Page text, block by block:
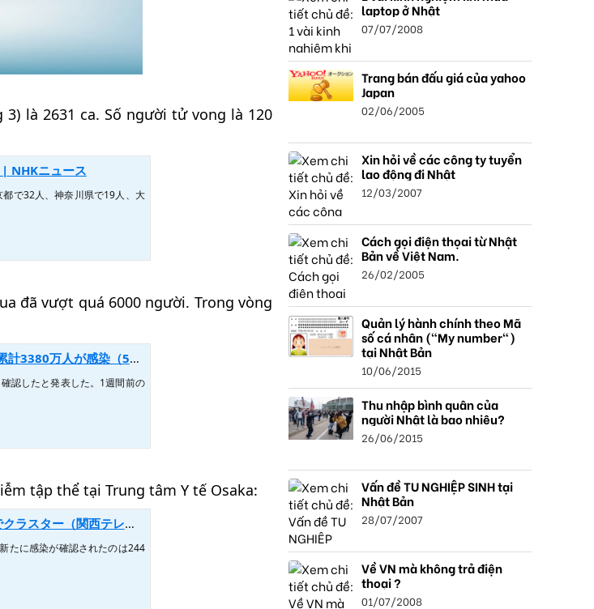
là 2631 ca. Số người tử vong là 120
| NHKニュース
都で32人、神奈川県で19人、大
đã vượt quá 6000 người. Trong vòng
万人が感染（5月8日）
認したと発表した。1週間前の
tập thể tại Trung tâm Y tế Osaka:
レビ） - Yahoo!ニュース
たに感染が確認されたのは244
laptop ở Nhật
07/07/2008
Trang bán đấu giá của yahoo
Japan
02/06/2005
Xin hỏi về các công ty tuyển
lao động đi Nhật
12/03/2007
Cách gọi điện thọai từ Nhật
Bản về Việt Nam.
26/02/2005
Quản lý hành chính theo Mã
số cá nhân ("My number")
tại Nhật Bản
10/06/2015
Thu nhập bình quân của
người Nhật là bao nhiêu?
26/06/2015
Vấn đề TU NGHIỆP SINH tại
Nhật Bản
28/07/2007
Về VN mà không trả điện
thoại ?
01/07/2008